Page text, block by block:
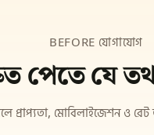
BEFORE যোগাযোগ
পেতে যে
প্রাপ্যতা, মোবিলাইজেশন ও রেট